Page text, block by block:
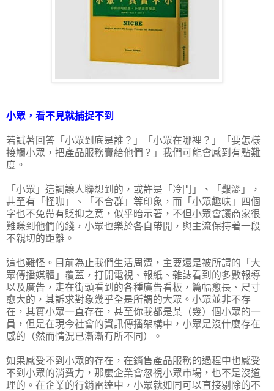
小眾，看不見就捕捉不到
若試著回答「小眾到底是誰？」「小眾在哪裡？」「要怎樣
接觸小眾，把產品服務賣給他們？」我們可能會感到有點難
度。
「小眾」這詞讓人聯想到的，或許是「冷門」、「艱澀」，
甚至有「怪咖」、「不合群」等印象，而「小眾趣味」四個
字也不免帶有貶抑之意，似乎暗示著，不但小眾會讓商家很
難賺到他們的錢，小眾也樂於各自帶開，與主流保持著一段
不親切的距離。
這也難怪。目前為止我們生活周遭，主要還是被所謂的「大
眾傳播媒體」覆蓋，打開電視、報紙、雜誌看到的多數報導
以及廣告，走在街頭看到的各種廣告看板，篇幅愈長、尺寸
愈大的，其訴求對象幾乎全是所謂的大眾。小眾並非不存
在，其實小眾一直存在，甚至你我都是某（幾）個小眾的一
員，但是在現今社會的資訊傳播架構中，小眾是沒什麼存在
感的（然而情況已漸漸有所不同）。
如果感受不到小眾的存在，在銷售產品服務的過程中也感受
不到小眾的消費力，那麼企業會忽視小眾市場，也不是沒道
理的。在企業的行銷雷達中，小眾就如同可以直接剔除的不